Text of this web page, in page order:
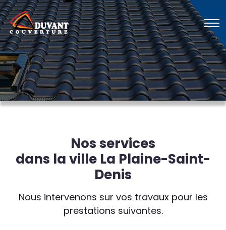
Nos services
dans la ville La Plaine-Saint-
Denis
Nous intervenons sur vos travaux pour les
prestations suivantes.